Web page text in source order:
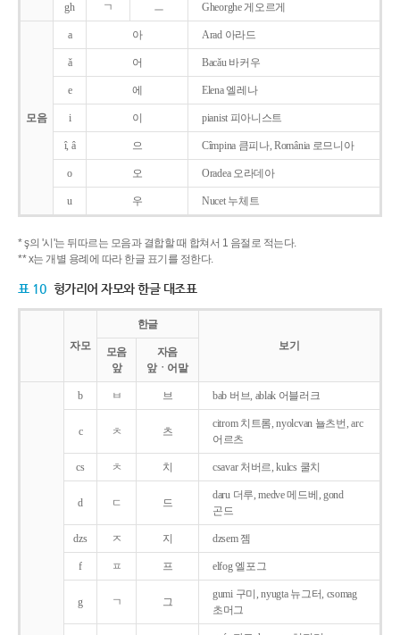
gh ㄱ ㅡ Gheorghe 게오르게
모음
a 아 Arad 아라드
ǎ 어 Bacǎu 바커우
e 에 Elena 엘레나
i 이 pianist 피아니스트
î, â 으 Cîmpina 큼피나, România 로므니아
o 오 Oradea 오라데아
u 우 Nucet 누체트
* ş의 '시'는 뒤따르는 모음과 결합할 때 합쳐서 1 음절로 적는다.
** x는 개별 용례에 따라 한글 표기를 정한다.
표 10 헝가리어 자모와 한글 대조표
자모
한글
보기
모음
앞
자음
앞ㆍ어말
b ㅂ 브 bab 버브, ablak 어블러크
c ㅊ 츠
citrom 치트롬, nyolcvan 뇰츠번, arc
어르츠
cs ㅊ 치 csavar 처버르, kulcs 쿨치
d ㄷ 드
daru 더루, medve 메드베, gond
곤드
dzs ㅈ 지 dzsem 젬
f ㅍ 프 elfog 엘포그
g ㄱ 그
gumi 구미, nyugta 뉴그터, csomag
초머그